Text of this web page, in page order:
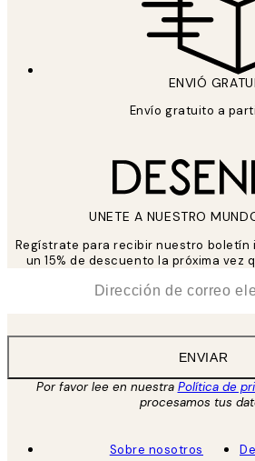
ENVIÓ
Envío gratuito a
UNETE A NUESTRO
Regístrate para recibir nuestro boletín
un 15% de descuento la próxima vez
ENVIAR
Por favor lee en nuestra Política de
procesamos tus
Sobre nosotros